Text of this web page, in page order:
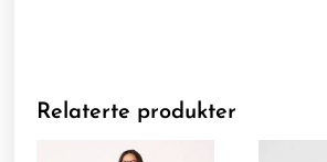
Relaterte produkter